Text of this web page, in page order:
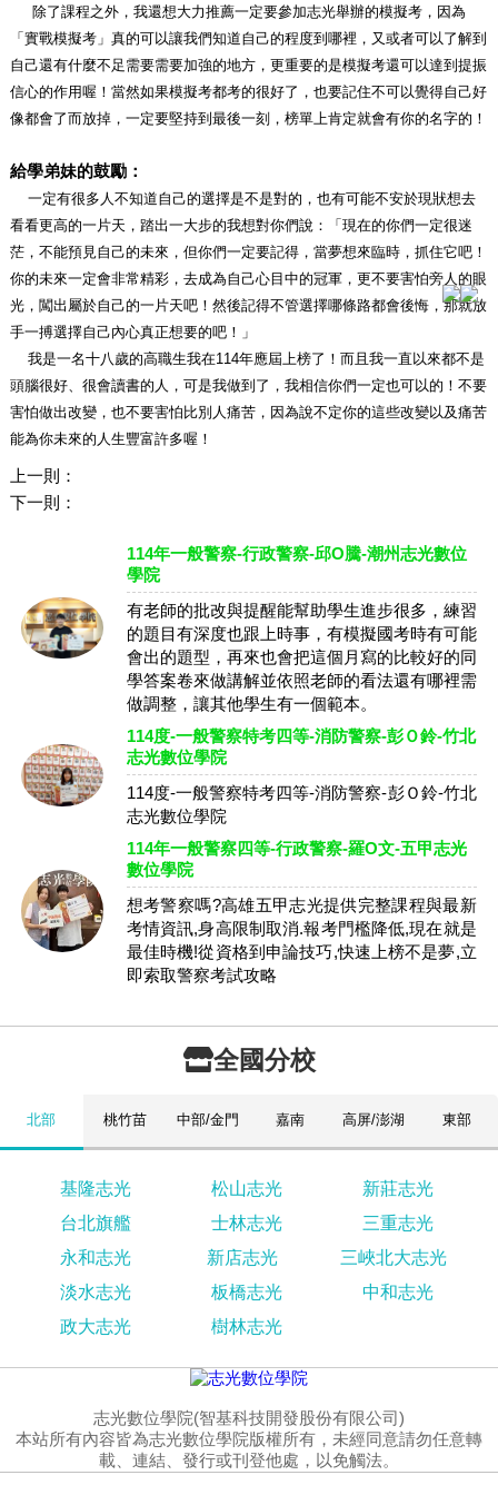
除了課程之外，我還想大力推薦一定要參加志光舉辦的模擬考，因為
「實戰模擬考」真的可以讓我們知道自己的程度到哪裡，又或者可以了解到
自己還有什麼不足需要需要加強的地方，更重要的是模擬考還可以達到提振
信心的作用喔！當然如果模擬考都考的很好了，也要記住不可以覺得自己好
像都會了而放掉，一定要堅持到最後一刻，榜單上肯定就會有你的名字的！
給學弟妹的鼓勵：
一定有很多人不知道自己的選擇是不是對的，也有可能不安於現狀想去
看看更高的一片天，踏出一大步的我想對你們說：「現在的你們一定很迷
茫，不能預見自己的未來，但你們一定要記得，當夢想來臨時，抓住它吧！
你的未來一定會非常精彩，去成為自己心目中的冠軍，更不要害怕旁人的眼
光，闖出屬於自己的一片天吧！然後記得不管選擇哪條路都會後悔，那就放
手一搏選擇自己內心真正想要的吧！」
我是一名十八歲的高職生我在114年應屆上榜了！而且我一直以來都不是
頭腦很好、很會讀書的人，可是我做到了，我相信你們一定也可以的！不要
害怕做出改變，也不要害怕比別人痛苦，因為說不定你的這些改變以及痛苦
能為你未來的人生豐富許多喔！
上一則：
下一則：
114年一般警察-行政警察-邱O騰-潮州志光數位
學院
有老師的批改與提醒能幫助學生進步很多，練習
的題目有深度也跟上時事，有模擬國考時有可能
會出的題型，再來也會把這個月寫的比較好的同
學答案卷來做講解並依照老師的看法還有哪裡需
做調整，讓其他學生有一個範本。
114度-一般警察特考四等-消防警察-彭Ｏ鈴-竹北
志光數位學院
114度-一般警察特考四等-消防警察-彭Ｏ鈴-竹北
志光數位學院
114年一般警察四等-行政警察-羅O文-五甲志光
數位學院
想考警察嗎?高雄五甲志光提供完整課程與最新
考情資訊,身高限制取消.報考門檻降低,現在就是
最佳時機!從資格到申論技巧,快速上榜不是夢,立
即索取警察考試攻略
全國分校
北部 桃竹苗 中部/金門 嘉南 高屏/澎湖 東部
基隆志光 松山志光
新莊志光
台北旗艦
士林志光
三重志光
永和志光
新店志光
三峽北大志光
淡水志光
板橋志光
中和志光
政大志光
樹林志光
志光數位學院(智基科技開發股份有限公司)
本站所有內容皆為志光數位學院版權所有，未經同意請勿任意轉
載、連結、發行或刊登他處，以免觸法。